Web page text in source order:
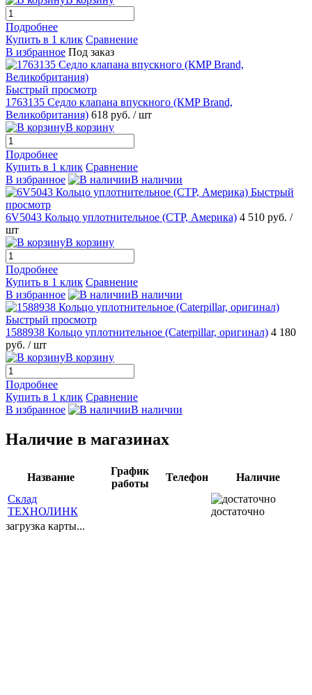
Подробнее
Купить в 1 клик Сравнение
В избранное Под заказ
Быстрый просмотр
1763135 Седло клапана впускного (КMP Brand,
Великобритания) 618 руб. / шт
В корзину
Подробнее
Купить в 1 клик Сравнение
В избранное
В наличии
Быстрый
просмотр
6V5043 Кольцо уплотнительное (CTP, Америка) 4 510 руб. /
шт
В корзину
Подробнее
Купить в 1 клик Сравнение
В избранное
В наличии
Быстрый просмотр
1588938 Кольцо уплотнительное (Caterpillar, оригинал) 4 180
руб. / шт
В корзину
Подробнее
Купить в 1 клик Сравнение
В избранное
В наличии
Наличие в магазинах
Название
График
работы
Телефон
Наличие
Склад
ТЕХНОЛИНК
достаточно
загрузка карты...